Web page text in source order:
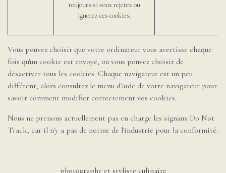
toujours si vous rejetez ou
ignorez ces cookies.
Vous pouvez choisir que votre ordinateur vous avertisse chaque
fois qu'un cookie est envoyé, ou vous pouvez choisir de
désactiver tous les cookies. Chaque navigateur est un peu
différent, alors consultez le menu d'aide de votre navigateur pour
savoir comment modifier correctement vos cookies.
Nous ne prenons actuellement pas en charge les signaux Do Not
Track, car il n'y a pas de norme de l'industrie pour la conformité.
photographe et styliste culinaire